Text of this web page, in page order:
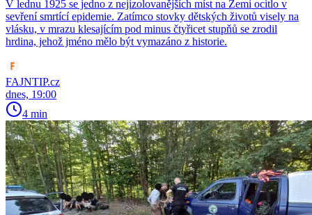
V lednu 1925 se jedno z nejizolovanějších míst na Zemi ocitlo v
sevření smrtící epidemie. Zatímco stovky dětských životů visely na
vlásku, v mrazu klesajícím pod minus čtyřicet stupňů se zrodil
hrdina, jehož jméno mělo být vymazáno z historie.
FAJNTIP.cz
dnes, 19:00
4 min